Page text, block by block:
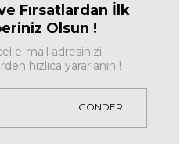
Fırsatlardan İlk
Olsun !
e-mail adresinizi
hızlıca yararlanın !
GÖNDER